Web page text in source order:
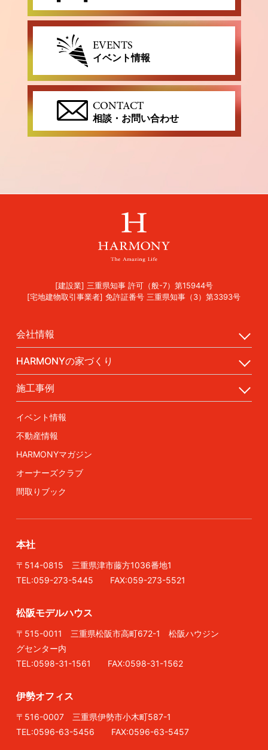
EVENTS
イベント情報
CONTACT
相談・お問い合わせ
[建設業] 三重県知事 許可（般-7）第15944号
[宅地建物取引事業者] 免許証番号 三重県知事（3）第3393号
会社情報
HARMONYの家づくり
施工事例
イベント情報
不動産情報
HARMONYマガジン
オーナーズクラブ
間取りブック
本社
〒514-0815 三重県津市藤方1036番地1
TEL:059-273-5445 FAX:059-273-5521
松阪モデルハウス
〒515-0011 三重県松阪市高町672-1 松阪ハウジン
グセンター内
TEL:0598-31-1561 FAX:0598-31-1562
伊勢オフィス
〒516-0007 三重県伊勢市小木町587-1
TEL:0596-63-5456 FAX:0596-63-5457